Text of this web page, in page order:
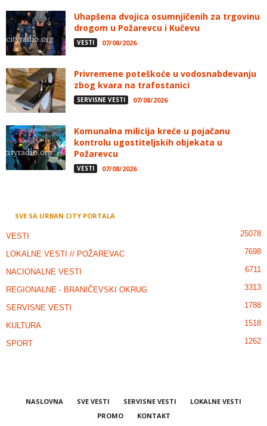
Uhapšena dvojica osumnjičenih za trgovinu
drogom u Požarevcu i Kučevu
VESTI 07/08/2026
Privremene poteškoće u vodosnabdevanju
zbog kvara na trafostanici
SERVISNE VESTI 07/08/2026
Komunalna milicija kreće u pojačanu
kontrolu ugostiteljskih objekata u
Požarevcu
VESTI 07/08/2026
SVE SA URBAN CITY PORTALA
VESTI 25078
LOKALNE VESTI // POŽAREVAC 7698
NACIONALNE VESTI 6711
REGIONALNE - BRANIČEVSKI OKRUG 3313
SERVISNE VESTI 1788
KULTURA 1518
SPORT 1262
NASLOVNA SVE VESTI SERVISNE VESTI
LOKALNE VESTI
PROMO
KONTAKT